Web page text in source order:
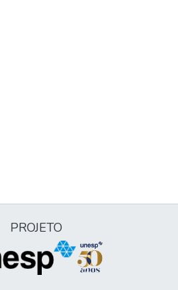
PROJETO